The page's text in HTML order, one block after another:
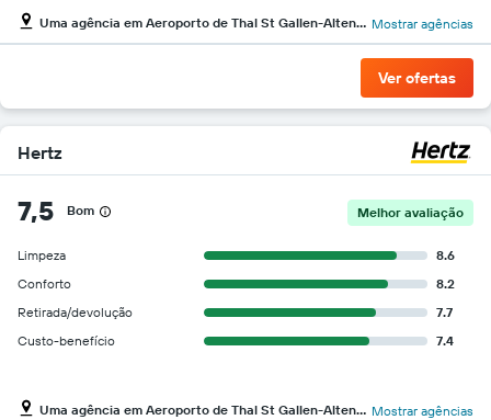
Uma agência em Aeroporto de Thal St Gallen-Altenrhein Mostrar agências
Ver ofertas
Hertz
7,5 Bom Melhor avaliação
Limpeza
8.6
Conforto
8.2
Retirada/devolução
7.7
Custo-benefício
7.4
Uma agência em Aeroporto de Thal St Gallen-Altenrhein Mostrar agências